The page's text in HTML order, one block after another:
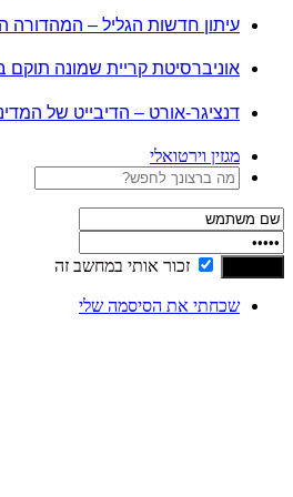
עיתון חדשות הגליל – המהדורה
אוניברסיטת קריית שמונה
דנציגר-אורט – הדיבייט של
מגזין וירטואלי
זכור אותי במחשב זה
שכחתי את הסיסמה שלי